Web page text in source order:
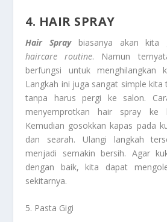
4. HAIR SPRAY
Hair Spraybiasanya akan kita
haircare routine. Namun
berfungsi untuk menghilangkan
Langkah ini juga sangat simple kita
tanpa harus pergi ke salon.
menyemprotkan hair spray ke
Kemudian gosokkan kapas pada
dan searah. Ulangi langkah
menjadi semakin bersih. Agar
dengan baik, kita dapat
sekitarnya.
5. Pasta Gigi